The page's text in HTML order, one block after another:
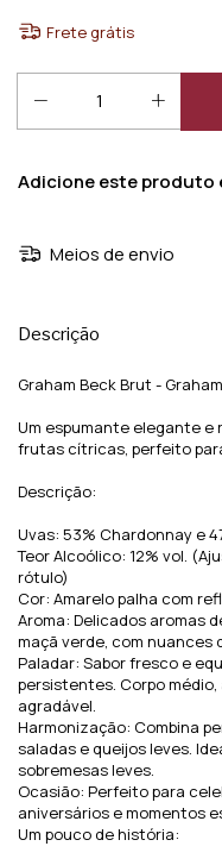
Frete grátis
Adicione este produto
Meios de envio
Descrição
Graham Beck Brut -
Um espumante elegante
frutas cítricas, perfeito
Descrição:
Uvas: 53% Chardonnay e
Teor Alcoólico: 12% vol.
rótulo)
Cor: Amarelo palha com
Aroma: Delicados aromas
maçã verde, com nuances
Paladar: Sabor fresco e
persistentes. Corpo
agradável.
Harmonização: Combina
saladas e queijos leves.
sobremesas leves.
Ocasião: Perfeito para
aniversários e momentos
Um pouco de história: